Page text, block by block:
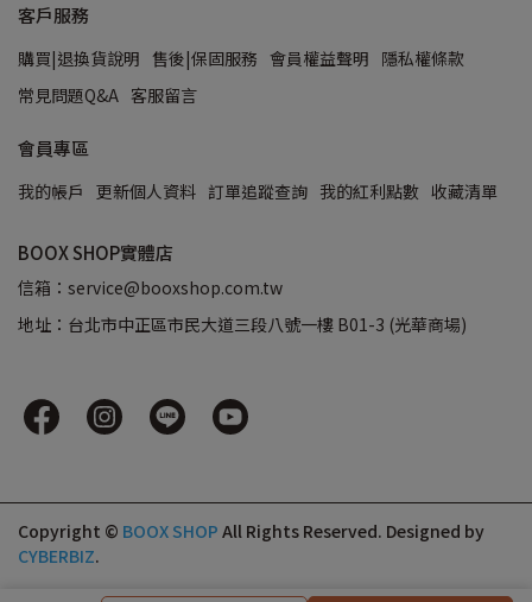
客戶服務
購買|退換貨說明 售後|保固服務 會員權益聲明 隱私權條款
常見問題Q&A 客服留言
會員專區
我的帳戶 更新個人資料 訂單追蹤查詢 我的紅利點數 收藏清單
BOOX SHOP實體店
信箱：service@booxshop.com.tw
地址：台北市中正區市民大道三段八號一樓 B01-3 (光華商場)
Copyright © BOOX SHOP All Rights Reserved. Designed by
CYBERBIZ.